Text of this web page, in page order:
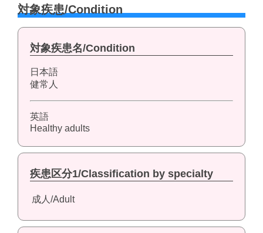
対象疾患/Condition
対象疾患名/Condition
日本語
健常人
英語
Healthy adults
疾患区分1/Classification by specialty
成人/Adult